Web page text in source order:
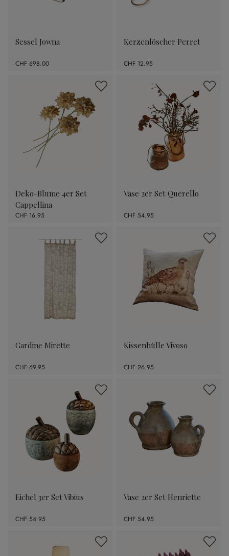
Sessel Jowna
CHF 698.00
Kerzenlöscher Perret
CHF 12.95
Deko-Blume 4er Set
Cappellina
CHF 16.95
Vase 2er Set Querello
CHF 54.95
Gardine Mirette
CHF 69.95
Kissenhülle Vivoso
CHF 26.95
Eichel 3er Set Vibius
CHF 54.95
Vase 2er Set Henriette
CHF 54.95